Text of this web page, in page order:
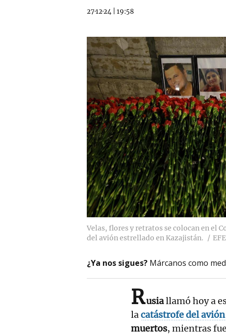
27·12·24 19:58
Velas, flores y retratos se colocan en el
del avión estrellado en Kazajistán.
EFE
¿Ya nos sigues? Márcanos como
Rusiallamó hoy a
lacatástrofe del
muertos, mientras